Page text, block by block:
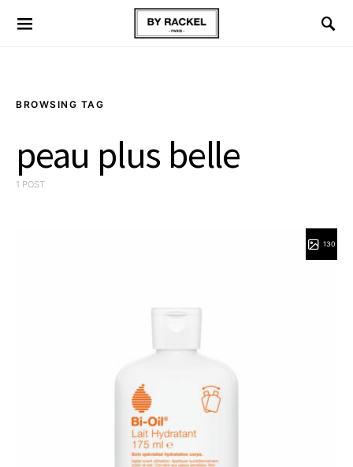
BROWSING TAG
peau plus belle
1 POST
130